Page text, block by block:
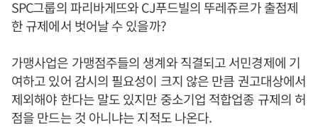
SPC그룹의 파리바게뜨와 CJ푸드빌의 뚜레쥬르가 출점제
한 규제에서 벗어날 수 있을까?
가맹사업은 가맹점주들의 생계와 직결되고 서민경제에 기
여하고 있어 감시의 필요성이 크지 않은 만큼 권고대상에서
제외해야 한다는 말도 있지만 중소기업 적합업종 규제의 허
점을 만드는 것 아니냐는 지적도 나온다.